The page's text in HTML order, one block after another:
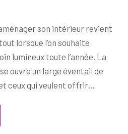
son intérieur revient
lorsque l’on souhaite
lumineux toute l’année. La
ouvre un large éventail de
ceux qui veulent offrir…